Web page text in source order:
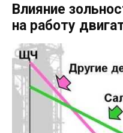
Влияние
на работу